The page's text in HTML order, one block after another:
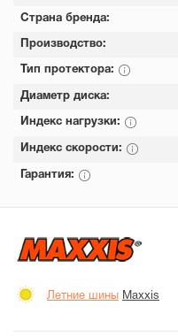
Страна бренда:
Производство:
Тип протектора:
Диаметр диска:
Индекс нагрузки:
Индекс скорости:
Гарантия:
Летние шины Maxxis